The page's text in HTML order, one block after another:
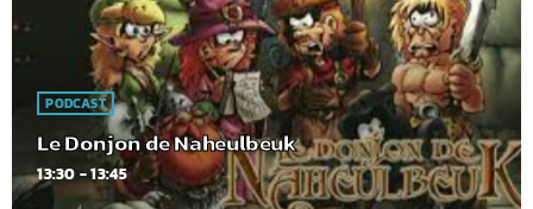
PODCAST
Le Donjon de Naheulbeuk
13:30 - 13:45